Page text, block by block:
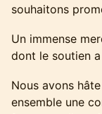
souhaitons
Un immense
dont le soutien
Nous avons
ensemble une